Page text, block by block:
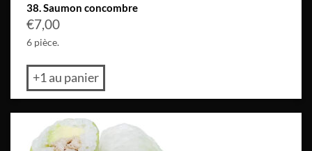
38. Saumon concombre
€7,00
6 pièce.
+1 au panier